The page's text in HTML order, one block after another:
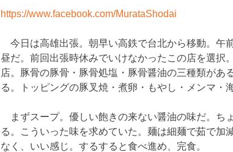
https://www.facebook.com/MurataShodai
今日は高雄出張。朝早い高鉄で台北から移動。午
昼だ。前回出張時休みでいけなかったこの店を選択
店。豚骨の豚骨・豚骨処塩・豚骨醤油の三種類があ
る。トッピングの豚叉焼・煮卵・もやし・メンマ・
まずスープ。優しい飽きの来ない醤油の味だ。ち
る。こういった味を求めていた。麺は細麺で茹で加
なく、いい感じ。するすると食べ進め、完食。